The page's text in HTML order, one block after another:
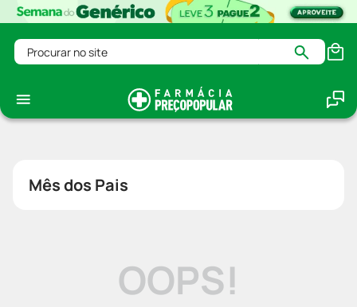
Procurar no site
Mês dos Pais
OOPS!